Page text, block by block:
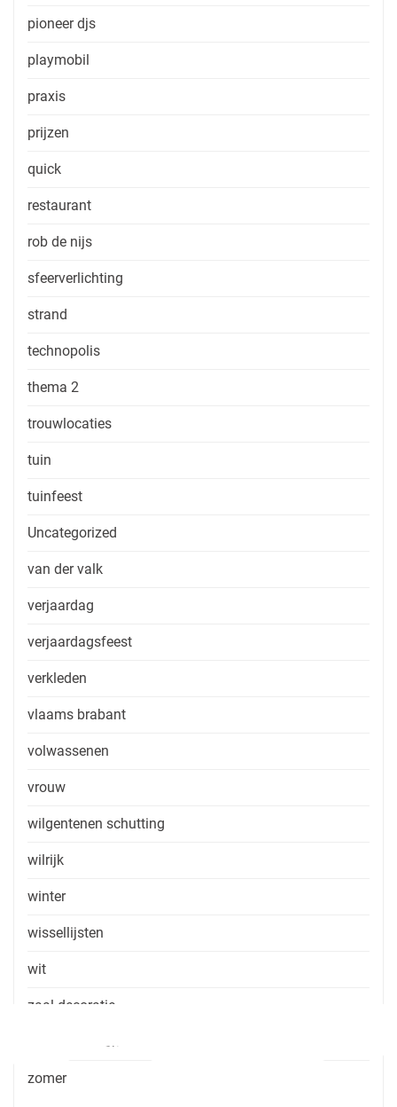
pioneer djs
playmobil
praxis
prijzen
quick
restaurant
rob de nijs
sfeerverlichting
strand
technopolis
thema 2
trouwlocaties
tuin
tuinfeest
Uncategorized
van der valk
verjaardag
verjaardagsfeest
verkleden
vlaams brabant
volwassenen
vrouw
wilgentenen schutting
wilrijk
winter
wissellijsten
wit
zaal decoratie
zaal huren zonder consumptie
zomer